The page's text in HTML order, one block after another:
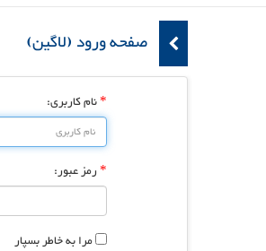
صفحه ورود (لاگین)
* نام کاربری:
* رمز عبور:
مرا به خاطر بسپار